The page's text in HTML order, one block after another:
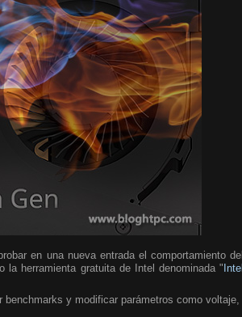
en una nueva entrada el comportamiento del
la herramienta gratuita de Intel denominada " Intel
y modificar parámetros como voltaje,